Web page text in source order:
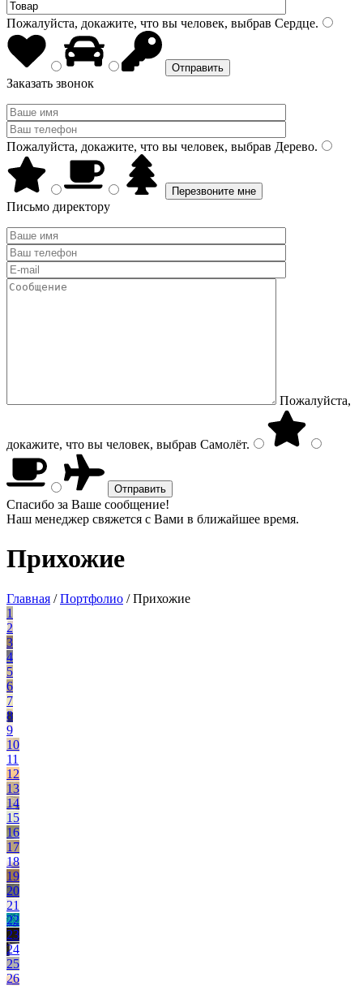
Пожалуйста, докажите, что вы человек, выбрав Сердце.
Заказать звонок
Пожалуйста, докажите, что вы человек, выбрав Дерево.
Письмо директору
Пожалуйста,
докажите, что вы человек, выбрав Самолёт.
Спасибо за Ваше сообщение!
Наш менеджер свяжется с Вами в ближайшее время.
Прихожие
Главная /Портфолио /Прихожие
1
2
3
4
5
6
7
8
9
10
11
12
13
14
15
16
17
18
19
20
21
22
23
24
25
26